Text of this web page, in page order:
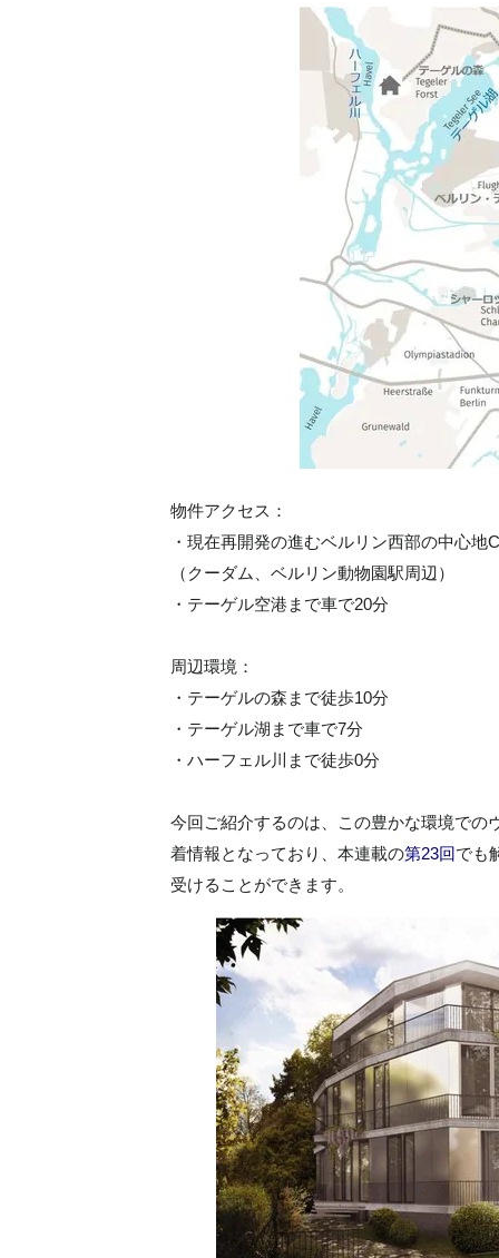
物件アクセス：
・現在再開発の進むベルリン西部の中心地
（クーダム、ベルリン動物園駅周辺）
・テーゲル空港まで車で20分
周辺環境：
・テーゲルの森まで徒歩10分
・テーゲル湖まで車で7分
・ハーフェル川まで徒歩0分
今回ご紹介するのは、この豊かな環境での
着情報となっており、本連載の第23回でも
受けることができます。